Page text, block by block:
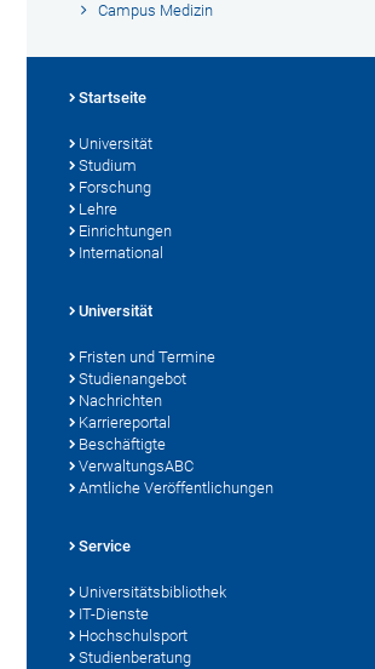
Campus Medizin
Startseite
Universität
Studium
Forschung
Lehre
Einrichtungen
International
Universität
Fristen und Termine
Studienangebot
Nachrichten
Karriereportal
Beschäftigte
VerwaltungsABC
Amtliche Veröffentlichungen
Service
Universitätsbibliothek
IT-Dienste
Hochschulsport
Studienberatung